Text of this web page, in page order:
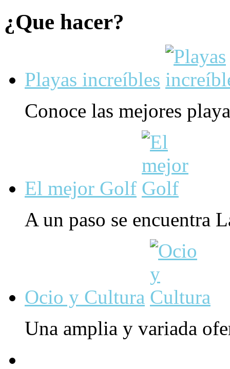
¿Que hacer?
Playas increíbles
Conoce las mejores
El mejor Golf
A un paso se encuentra
Ocio y Cultura
Una amplia y variada